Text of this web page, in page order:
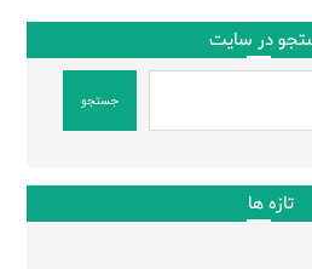
در سایت
جستجو
تازه ها